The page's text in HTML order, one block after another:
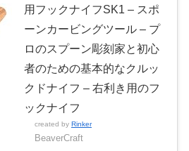
用フックナイフSK1 – スポ
ーンカービングツール – プ
ロのスプーン彫刻家と初心
者のための基本的なクルッ
クドナイフ – 右利き用のフ
ックナイフ
created by Rinker
BeaverCraft